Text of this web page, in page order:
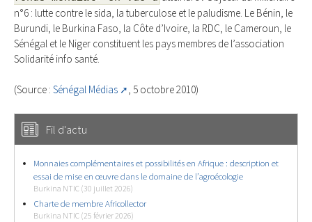
n°6 : lutte contre le sida, la tuberculose et le paludisme. Le Bénin, le
Burundi, le Burkina Faso, la Côte d’Ivoire, la RDC, le Cameroun, le
Sénégal et le Niger constituent les pays membres de l’association
Solidarité info santé.
(Source : Sénégal Médias , 5 octobre 2010)
Fil d'actu
Monnaies complémentaires et possibilités en Afrique : description et
essai de mise en œuvre dans le domaine de l’agroécologie
Burkina NTIC (30 juillet 2026)
Charte de membre Africollector
Burkina NTIC (25 février 2026)